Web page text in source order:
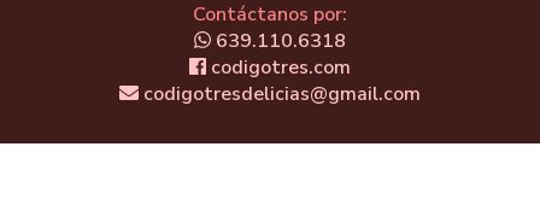
Contáctanos por:
639.110.6318
codigotres.com
codigotresdelicias@gmail.com